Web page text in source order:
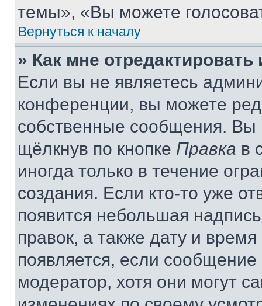
темы», «Вы можете
Вернуться к началу
» Как мне
Если вы не являетесь
конференции, вы можете
собственные сообщения. Вы
щёлкнув по кнопке Правка в
иногда только в течение
создания. Если кто-то уже
появится небольшая
правок, а также дату и
появляется, если
модератор, хотя они могут